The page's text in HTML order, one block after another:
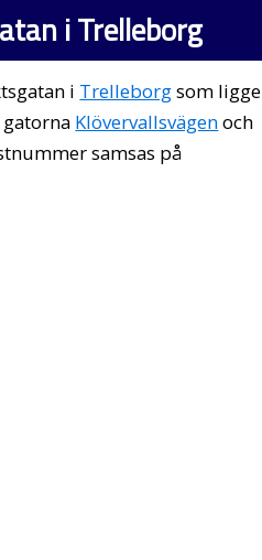
i Trelleborg
i Trelleborgsom
Klövervallsvägenoch
samsas på